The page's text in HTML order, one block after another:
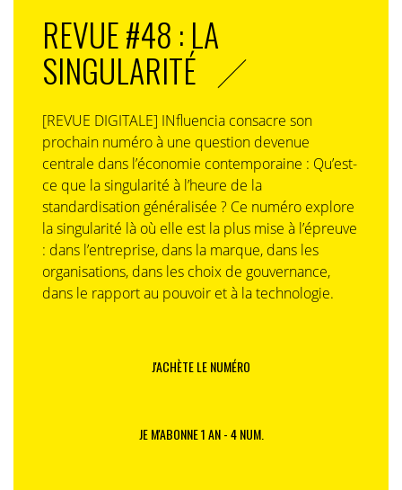
REVUE #48 : LA
SINGULARITÉ
[REVUE DIGITALE] INfluencia consacre son
prochain numéro à une question devenue
centrale dans l’économie contemporaine : Qu’est-
ce que la singularité à l’heure de la
standardisation généralisée ? Ce numéro explore
la singularité là où elle est la plus mise à l’épreuve
: dans l’entreprise, dans la marque, dans les
organisations, dans les choix de gouvernance,
dans le rapport au pouvoir et à la technologie.
J'ACHÈTE LE NUMÉRO
JE M'ABONNE 1 AN - 4 NUM.